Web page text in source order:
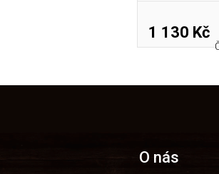
1 130 Kč
O nás